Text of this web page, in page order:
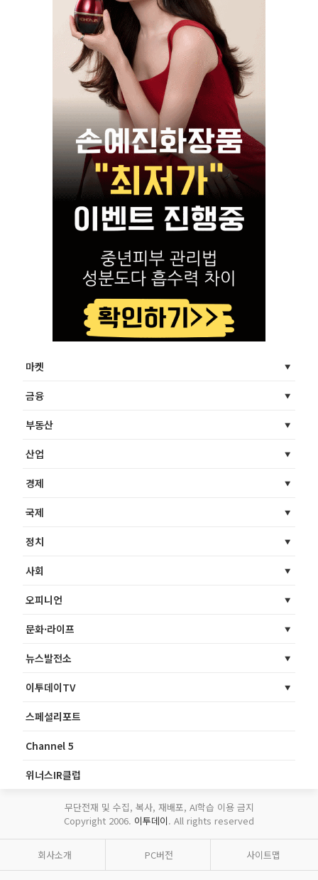
마켓
금융
부동산
산업
경제
국제
정치
사회
오피니언
문화·라이프
뉴스발전소
이투데이TV
스페셜리포트
Channel 5
위너스IR클럽
무단전재 및 수집, 복사, 재배포, AI학습 이용 금지
Copyright 2006. 이투데이. All rights reserved
회사소개 PC버전 사이트맵